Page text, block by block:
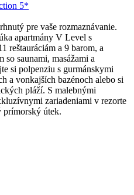
5*
pre vaše rozmaznávanie.
apartmány V Level s
reštauráciám a 9 barom, a
so saunami, masážami a
si polpenziu s gurmánskymi
a vonkajších bazénoch alebo si
pláží. S malebnými
zariadeniami v rezorte
prímorský útek.